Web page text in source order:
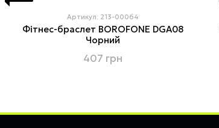
Артикул: 213-00064
Фітнес-браслет BOROFONE DGA08
Чорний
407 грн